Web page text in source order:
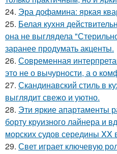
24. Эра дофамина: яркая
25. Белая кухня
она не выглядела
заранее продумать акценты.
26. Современная
это не о вычурности, а о
27. Скандинавский стиль в
выглядит свежо и уютно.
28. Эти яркие апартаменты
борту круизного лайнера и
морских судов середины XX
29. Свет играет ключевую